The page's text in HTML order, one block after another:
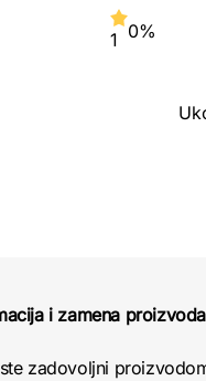
1 0%
i zamena proizvoda
zadovoljni